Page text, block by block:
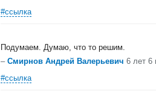
#ссылка
Подумаем. Думаю, что то решим.
– Смирнов Андрей Валерьевич 6 лет 6
#ссылка